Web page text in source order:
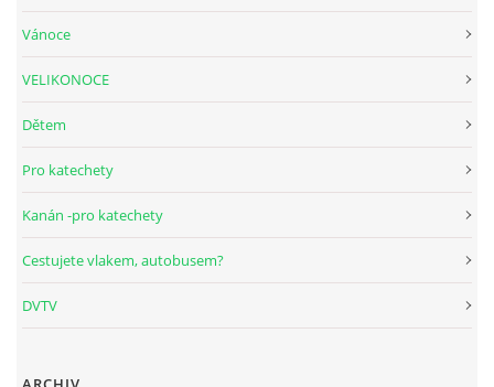
FOTOALBUM
NÁVŠTĚVNÍ KNIHA
Vánoce
VELIKONOCE
Dětem
Pro katechety
Kanán -pro katechety
Cestujete vlakem, autobusem?
DVTV